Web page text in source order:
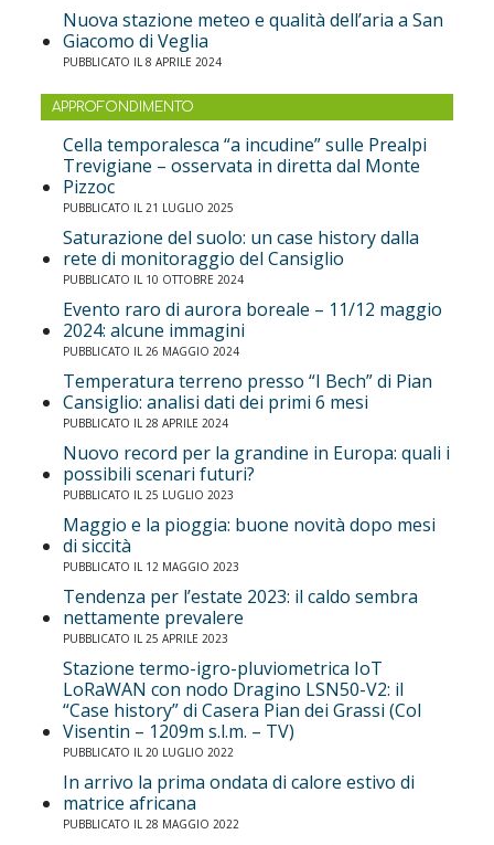
Nuova stazione meteo e qualità dell’aria a San
Giacomo di Veglia
PUBBLICATO IL 8 APRILE 2024
APPROFONDIMENTO
Cella temporalesca “a incudine” sulle Prealpi
Trevigiane – osservata in diretta dal Monte
Pizzoc
PUBBLICATO IL 21 LUGLIO 2025
Saturazione del suolo: un case history dalla
rete di monitoraggio del Cansiglio
PUBBLICATO IL 10 OTTOBRE 2024
Evento raro di aurora boreale – 11/12 maggio
2024: alcune immagini
PUBBLICATO IL 26 MAGGIO 2024
Temperatura terreno presso “I Bech” di Pian
Cansiglio: analisi dati dei primi 6 mesi
PUBBLICATO IL 28 APRILE 2024
Nuovo record per la grandine in Europa: quali i
possibili scenari futuri?
PUBBLICATO IL 25 LUGLIO 2023
Maggio e la pioggia: buone novità dopo mesi
di siccità
PUBBLICATO IL 12 MAGGIO 2023
Tendenza per l’estate 2023: il caldo sembra
nettamente prevalere
PUBBLICATO IL 25 APRILE 2023
Stazione termo-igro-pluviometrica IoT
LoRaWAN con nodo Dragino LSN50-V2: il
“Case history” di Casera Pian dei Grassi (Col
Visentin – 1209m s.l.m. – TV)
PUBBLICATO IL 20 LUGLIO 2022
In arrivo la prima ondata di calore estivo di
matrice africana
PUBBLICATO IL 28 MAGGIO 2022